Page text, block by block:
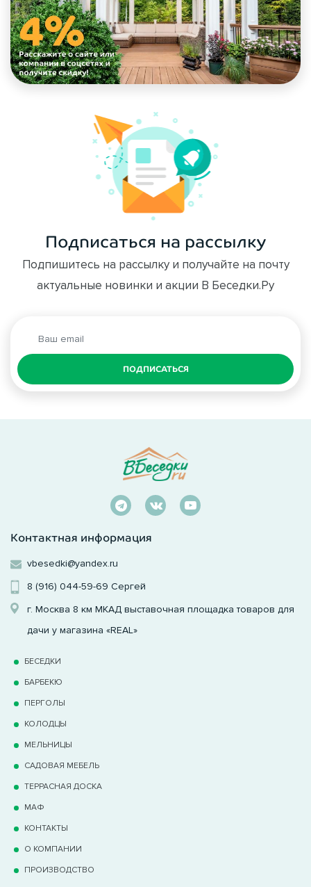
Подписаться на рассылку
Подпишитесь на рассылку и получайте на почту
актуальные новинки и акции В Беседки.Ру
ПОДПИСАТЬСЯ
Контактная информация
vbesedki@yandex.ru
8 (916) 044-59-69 Сергей
г. Москва 8 км МКАД выставочная площадка товаров для
дачи у магазина «REAL»
БЕСЕДКИ
БАРБЕКЮ
ПЕРГОЛЫ
КОЛОДЦЫ
МЕЛЬНИЦЫ
САДОВАЯ МЕБЕЛЬ
ТЕРРАCНАЯ ДОСКА
МАФ
КОНТАКТЫ
О КОМПАНИИ
ПРОИЗВОДСТВО